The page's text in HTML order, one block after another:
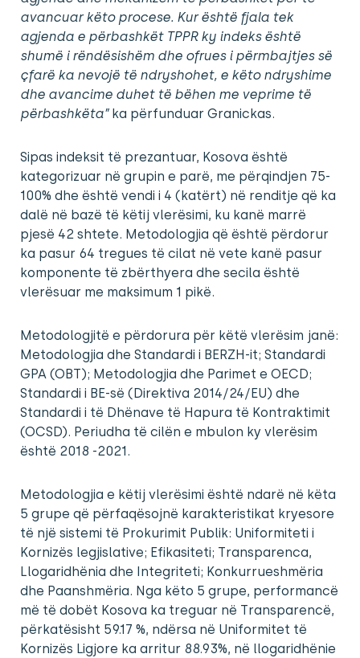
avancuar këto procese. Kur është fjala tek
agjenda e përbashkët TPPR ky indeks është
shumë i rëndësishëm dhe ofrues i përmbajtjes së
çfarë ka nevojë të ndryshohet, e këto ndryshime
dhe avancime duhet të bëhen me veprime të
përbashkëta”ka përfunduar Granickas.
Sipas indeksit të prezantuar, Kosova është
kategorizuar në grupin e parë, me përqindjen 75-
100% dhe është vendi i 4 (katërt) në renditje që ka
dalë në bazë të këtij vlerësimi, ku kanë marrë
pjesë 42 shtete. Metodologjia që është përdorur
ka pasur 64 tregues të cilat në vete kanë pasur
komponente të zbërthyera dhe secila është
vlerësuar me maksimum 1 pikë.
Metodologjitë e përdorura për këtë vlerësim janë:
Metodologjia dhe Standardi i BERZH-it; Standardi
GPA (OBT); Metodologjia dhe Parimet e OECD;
Standardi i BE-së (Direktiva 2014/24/EU) dhe
Standardi i të Dhënave të Hapura të Kontraktimit
(OCSD). Periudha të cilën e mbulon ky vlerësim
është 2018 -2021.
Metodologjia e këtij vlerësimi është ndarë në këta
5 grupe që përfaqësojnë karakteristikat kryesore
të një sistemi të Prokurimit Publik: Uniformiteti i
Kornizës legjislative; Efikasiteti; Transparenca,
Llogaridhënia dhe Integriteti; Konkurrueshmëria
dhe Paanshmëria. Nga këto 5 grupe, performancë
më të dobët Kosova ka treguar në Transparencë,
përkatësisht 59.17 %, ndërsa në Uniformitet të
Kornizës Ligjore ka arritur 88.93%, në llogaridhënie